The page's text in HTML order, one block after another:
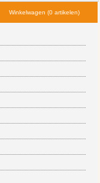
Winkelwagen (0 artikelen)